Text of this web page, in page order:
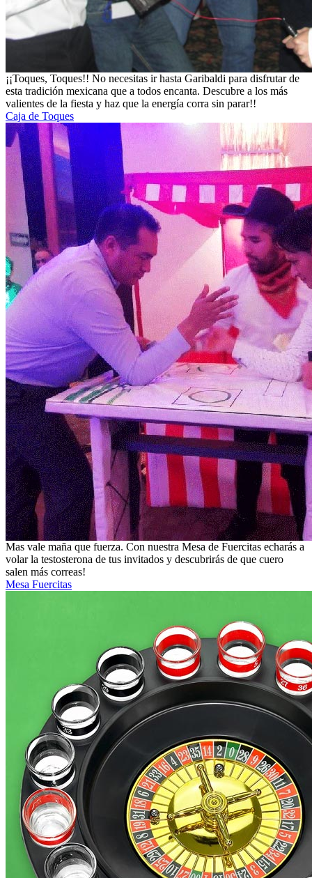
¡¡Toques, Toques!! No necesitas ir hasta Garibaldi para disfrutar de
esta tradición mexicana que a todos encanta. Descubre a los más
valientes de la fiesta y haz que la energía corra sin parar!!
Caja de Toques
Mas vale maña que fuerza. Con nuestra Mesa de Fuercitas echarás a
volar la testosterona de tus invitados y descubrirás de que cuero
salen más correas!
Mesa Fuercitas